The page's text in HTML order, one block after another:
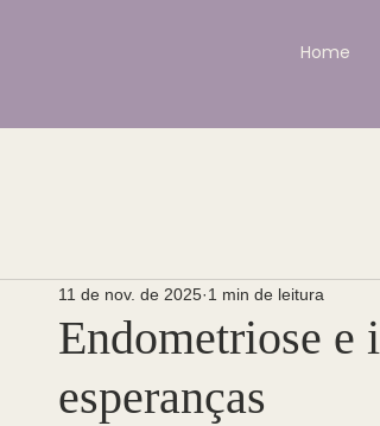
Home
Endometriose e
esperanças
11 de nov. de 2025 1 min de leitura